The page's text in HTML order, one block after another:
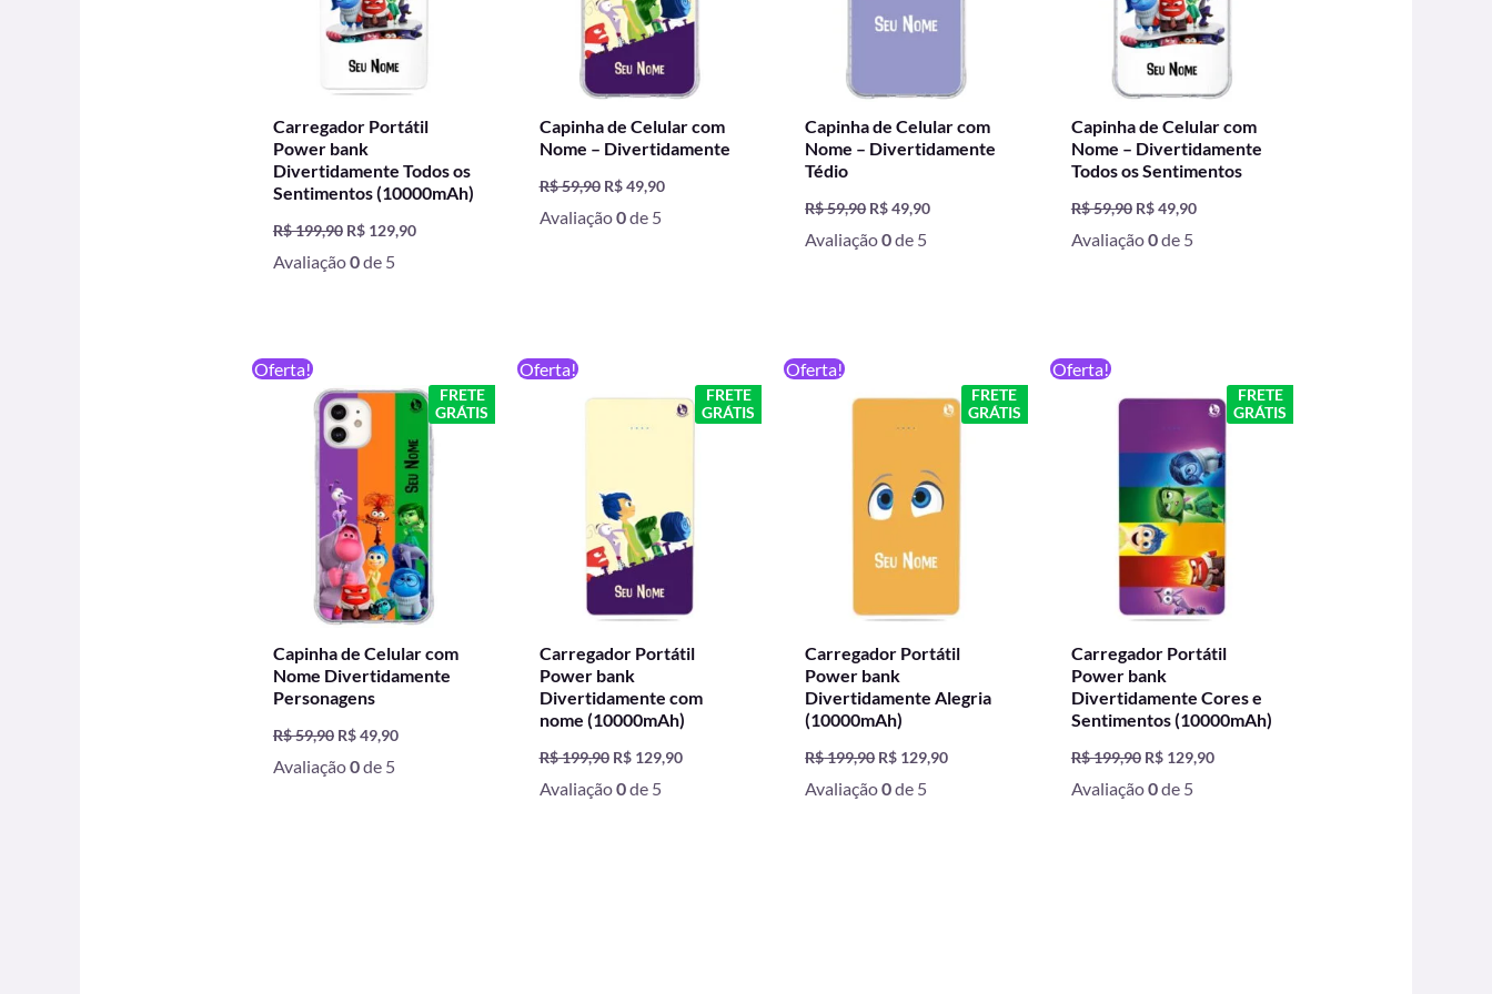
Carregador Portátil
Power bank
Divertidamente Todos os
Sentimentos (10000mAh)
R$199,90 R$129,90
Avaliação0de 5
Capinha de Celular com
Nome – Divertidamente
R$59,90 R$49,90
Avaliação0de 5
Capinha de Celular com
Nome – Divertidamente
Tédio
R$59,90 R$49,90
Avaliação0de 5
Capinha de Celular com
Nome – Divertidamente
Todos os Sentimentos
R$59,90 R$49,90
Avaliação0de 5
Oferta!
FRETE
GRÁTIS
Capinha de Celular com
Nome Divertidamente
Personagens
R$59,90
original
era:
R$ 59,90.
R$49,90
preço
atual
R$ 49,90.
Avaliação0de 5
Oferta!
FRETE
GRÁTIS
Carregador Portátil
Power bank
Divertidamente com
nome (10000mAh)
R$199,90
original
R$129,90
preço
atual
é:
Avaliação0de 5
Oferta!
FRETE
GRÁTIS
Carregador Portátil
Power bank
Divertidamente Alegria
(10000mAh)
R$199,90
original
R$ 129,90
preço
atual
é:
Avaliação0de 5
Oferta!
FRETE
GRÁTIS
Carregador Portátil
Power bank
Divertidamente Cores e
Sentimentos (10000mAh)
R$199,90
original
R$ 199,90.
R$129,90
preço
atual
é:
R$ 129,90.
Avaliação0de 5